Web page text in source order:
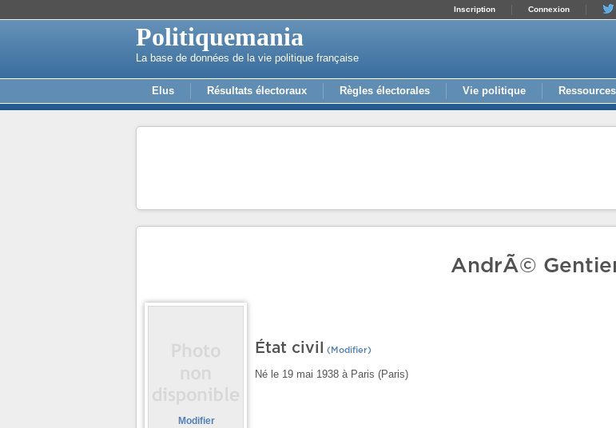
Connexion
Inscription
Politiquemania
La base de données de la vie politique française
Elus Résultats électoraux Règles électorales Vie politique Ressources
AndrÃ©
Modifier
État civil (Modifier)
Né le 19 mai 1938 à Paris (Paris)